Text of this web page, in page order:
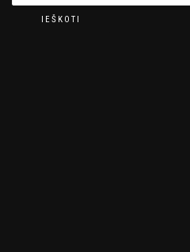
IEŠKOTI